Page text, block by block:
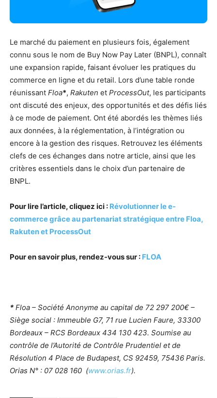
Le marché du paiement en plusieurs fois, également
connu sous le nom de Buy Now Pay Later (BNPL), connaît
une expansion rapide, faisant évoluer les pratiques du
commerce en ligne et du retail. Lors d’une table ronde
réunissant Floa*, Rakuten et ProcessOut, les participants
ont discuté des enjeux, des opportunités et des défis liés
à ce mode de paiement. Ont été abordés les thèmes liés
aux données, à la réglementation, à l’intégration ou
encore à la gestion des risques. Retrouvez les éléments
clefs de ces échanges dans notre article, ainsi que les
critères essentiels dans le choix d’un partenaire de
BNPL.
Pour lire l’article, cliquez ici : Révolutionner le e-
commerce grâce au partenariat stratégique entre Floa,
Rakuten et ProcessOut
Pour en savoir plus, rendez-vous sur : FLOA
* Floa – Société Anonyme au capital de 72 297 200€ –
Siège social : Immeuble G7, 71 rue Lucien Faure, 33300
Bordeaux – RCS Bordeaux 434 130 423. Soumise au
contrôle de l’Autorité de Contrôle Prudentiel et de
Résolution 4 Place de Budapest, CS 92459, 75436 Paris.
Orias N° : 07 028 160 (www.orias.fr).